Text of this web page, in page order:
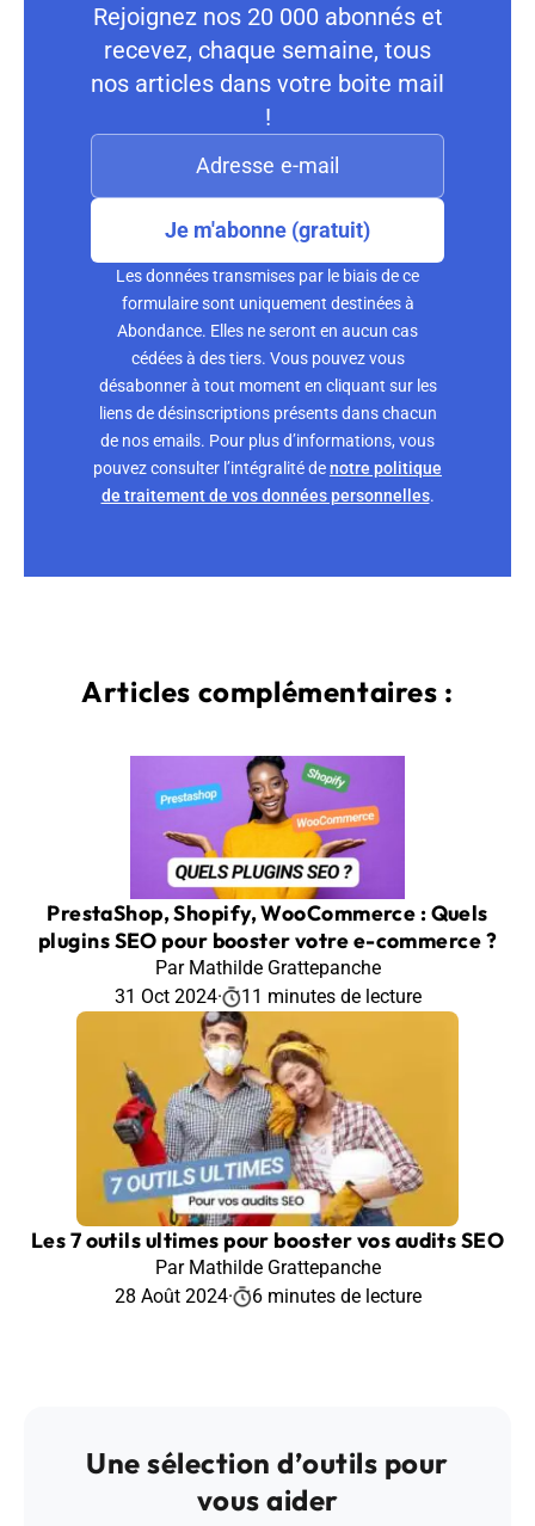
Rejoignez nos 20 000 abonnés et
recevez, chaque semaine, tous
nos articles dans votre boite mail
!
Je m'abonne (gratuit)
Les données transmises par le biais de ce
formulaire sont uniquement destinées à
Abondance. Elles ne seront en aucun cas
cédées à des tiers. Vous pouvez vous
désabonner à tout moment en cliquant sur les
liens de désinscriptions présents dans chacun
de nos emails. Pour plus d’informations, vous
pouvez consulter l’intégralité denotre politique
de traitement de vos données personnelles.
Articles complémentaires :
PrestaShop, Shopify, WooCommerce : Quels
plugins SEO pour booster votre e-commerce ?
Par Mathilde Grattepanche
31 Oct 2024· 11 minutes de lecture
Les 7 outils ultimes pour booster vos audits SEO
Par Mathilde Grattepanche
28 Août 2024· 6 minutes de lecture
Une sélection d’outils pour
vous aider